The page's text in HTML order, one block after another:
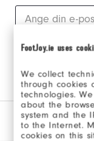
FootJoy.ie uses
We collect
through cookies
technologies.
about the
system and the
to the Internet.
cookies on this
Följ oss via
Vårt